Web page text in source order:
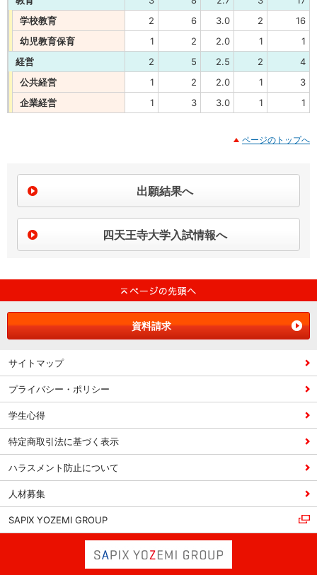
学校教育
2 6 3.0 2
16
幼児教育保育
1 2 2.0 1
1
経営
2 5 2.5 2
4
公共経営
1 2 2.0 1
3
企業経営
1 3 3.0 1 1
ページのトップへ
出願結果へ
四天王寺大学入試情報へ
資料請求
サイトマップ
プライバシー・ポリシー
学生心得
特定商取引法に基づく表示
ハラスメント防止について
人材募集
SAPIX YOZEMI GROUP